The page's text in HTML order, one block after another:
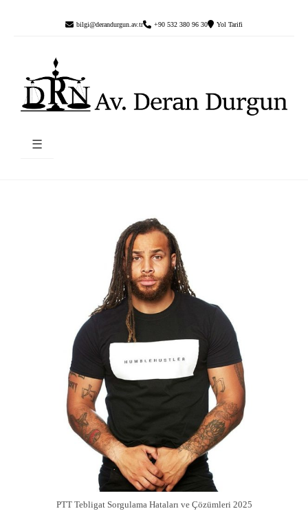
bilgi@derandurgun.av.tr +90 532 380 96 30 Yol Tarifi
☰
PTT Tebligat Sorgulama Hataları ve Çözümleri 2025